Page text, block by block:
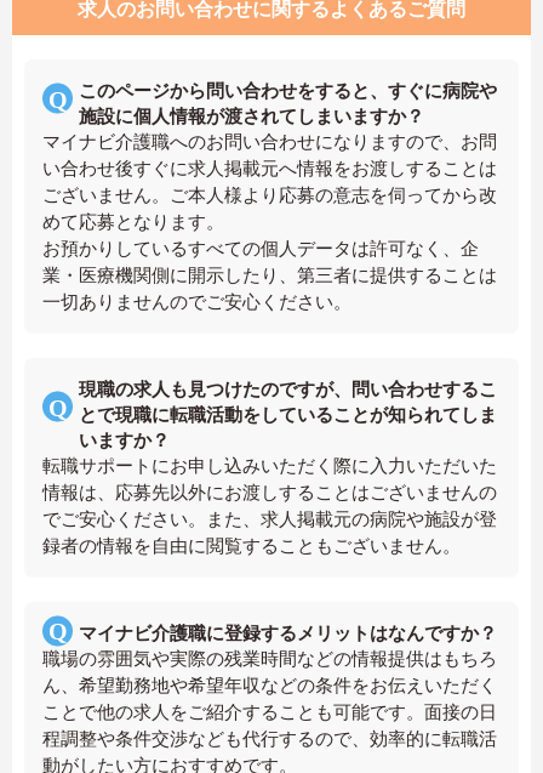
求人のお問い合わせに関するよくあるご質問
このページから問い合わせをすると、すぐに病院や
施設に個人情報が渡されてしまいますか？
マイナビ介護職へのお問い合わせになりますので、お問
い合わせ後すぐに求人掲載元へ情報をお渡しすることは
ございません。ご本人様より応募の意志を伺ってから改
めて応募となります。
お預かりしているすべての個人データは許可なく、企
業・医療機関側に開示したり、第三者に提供することは
一切ありませんのでご安心ください。
現職の求人も見つけたのですが、問い合わせするこ
とで現職に転職活動をしていることが知られてしま
いますか？
転職サポートにお申し込みいただく際に入力いただいた
情報は、応募先以外にお渡しすることはございませんの
でご安心ください。また、求人掲載元の病院や施設が登
録者の情報を自由に閲覧することもございません。
マイナビ介護職に登録するメリットはなんですか？
職場の雰囲気や実際の残業時間などの情報提供はもちろ
ん、希望勤務地や希望年収などの条件をお伝えいただく
ことで他の求人をご紹介することも可能です。面接の日
程調整や条件交渉なども代行するので、効率的に転職活
動がしたい方におすすめです。